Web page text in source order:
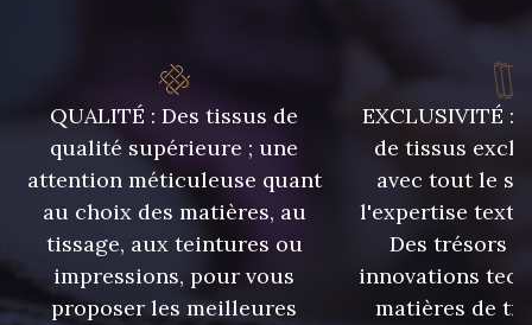
QUALITÉ : Des tissus de
qualité supérieure ; une
attention méticuleuse quant
au choix des matières, au
tissage, aux teintures ou
impressions, pour vous
proposer les meilleures
EXCLUSIVITÉ :
de tissus
avec tout le
l'expertise
Des trésors
innovations
matières de